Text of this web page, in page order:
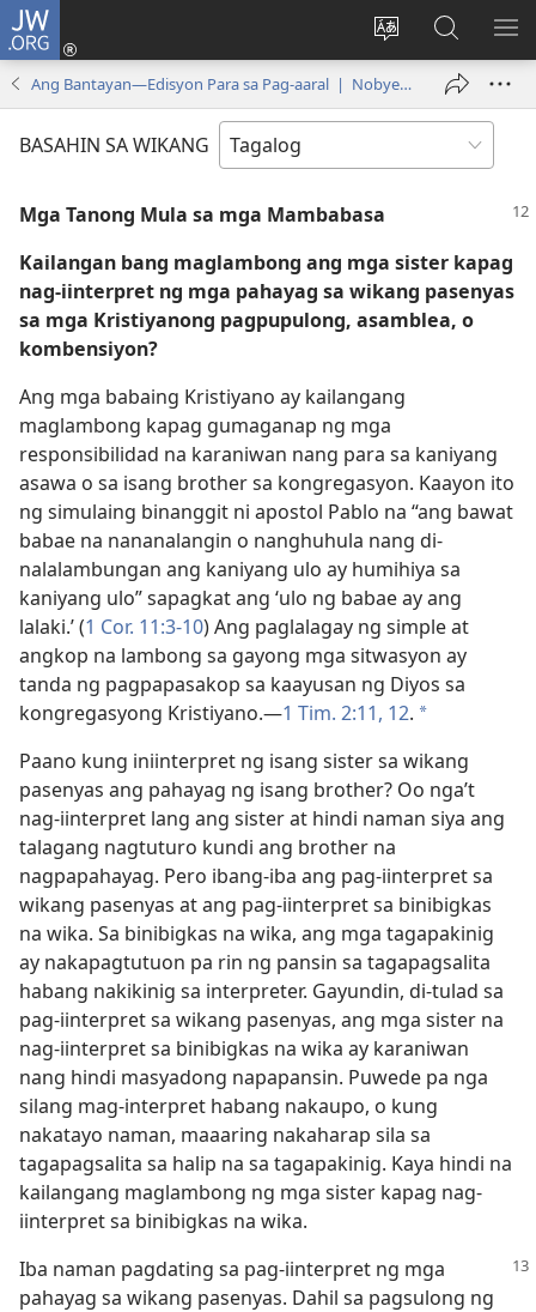
JW.ORG
Baguhin
wika
ng
Mag-
log
(may
bubukas
window)
sa
JW.ORG
Ang Bantayan—Edisyon Para sa Pag-aaral | Nobyembre 2009
BASAHIN SA WIKANG
Mga Tanong Mula sa mga Mambabasa
Kailangan bang maglambong ang mga sister kapag
nag-iinterpret ng mga pahayag sa wikang pasenyas
sa mga Kristiyanong pagpupulong, asamblea, o
kombensiyon?
Ang mga babaing Kristiyano ay kailangang
maglambong kapag gumaganap ng mga
responsibilidad na karaniwan nang para sa kaniyang
asawa o sa isang brother sa kongregasyon. Kaayon ito
ng simulaing binanggit ni apostol Pablo na “ang bawat
babae na nananalangin o nanghuhula nang di-
nalalambungan ang kaniyang ulo ay humihiya sa
kaniyang ulo” sapagkat ang ‘ulo ng babae ay ang
lalaki.’ (1 Cor. 11:3-10) Ang paglalagay ng simple at
angkop na lambong sa gayong mga sitwasyon ay
tanda ng pagpapasakop sa kaayusan ng Diyos sa
kongregasyong Kristiyano.​—1 Tim. 2:11, 12. *
Paano kung iniinterpret ng isang sister sa wikang
pasenyas ang pahayag ng isang brother? Oo nga’t
nag-iinterpret lang ang sister at hindi naman siya ang
talagang nagtuturo kundi ang brother na
nagpapahayag. Pero ibang-iba ang pag-iinterpret sa
wikang pasenyas at ang pag-iinterpret sa binibigkas
na wika. Sa binibigkas na wika, ang mga tagapakinig
ay nakapagtutuon pa rin ng pansin sa tagapagsalita
habang nakikinig sa interpreter. Gayundin, di-tulad sa
pag-iinterpret sa wikang pasenyas, ang mga sister na
nag-iinterpret sa binibigkas na wika ay karaniwan
nang hindi masyadong napapansin. Puwede pa nga
silang mag-interpret habang nakaupo, o kung
nakatayo naman, maaaring nakaharap sila sa
tagapagsalita sa halip na sa tagapakinig. Kaya hindi na
kailangang maglambong ng mga sister kapag nag-
iinterpret sa binibigkas na wika.
Iba naman pagdating sa pag-iinterpret ng mga
pahayag sa wikang pasenyas. Dahil sa pagsulong ng